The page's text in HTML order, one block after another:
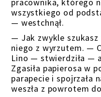
wszystkiego od
— westchnął.
— Jak zwykle szukasz
niego z wyrzutem. —
Lino — stwierdziła —
Zgasiła papierosa w
parapecie i spojrzała
weszła z powrotem